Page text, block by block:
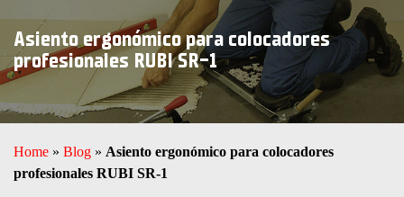
TRUCOS Y CONSEJOS
IDEAS Y PROYECTOS
EXPLORAR RUBI
Asiento ergonómico para colocadores
profesionales RUBI SR-1
Home » Blog » Asiento ergonómico para colocadores
profesionales RUBI SR-1